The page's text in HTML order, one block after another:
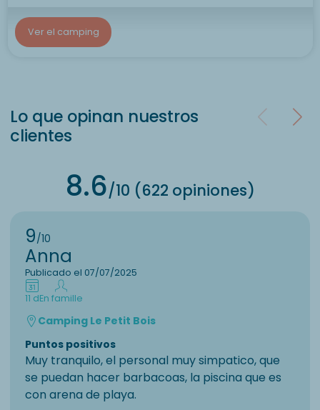
Ver el camping
Lo que opinan nuestros
clientes
8.6/10 (622 opiniones)
9/10
Anna
Publicado el 07/07/2025
11 dEn famille
Camping Le Petit Bois
Puntos positivos
Muy tranquilo, el personal muy simpatico, que
se puedan hacer barbacoas, la piscina que es
con arena de playa.